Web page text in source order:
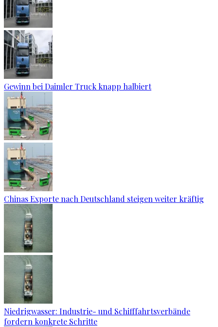
Gewinn bei Daimler Truck knapp halbiert
Chinas Exporte nach Deutschland steigen weiter kräftig
Niedrigwasser: Industrie- und Schifffahrtsverbände
fordern konkrete Schritte